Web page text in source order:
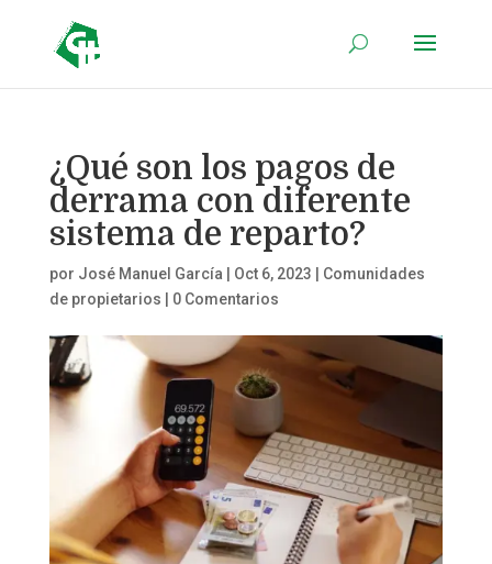
¿Qué son los pagos de
derrama con diferente
sistema de reparto?
por José Manuel García Oct 6, 2023
Comunidades
de propietarios
0 Comentarios